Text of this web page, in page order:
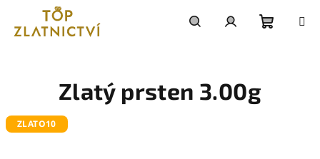
obsah
Zlatý prsten 3.00g
ZLATO10